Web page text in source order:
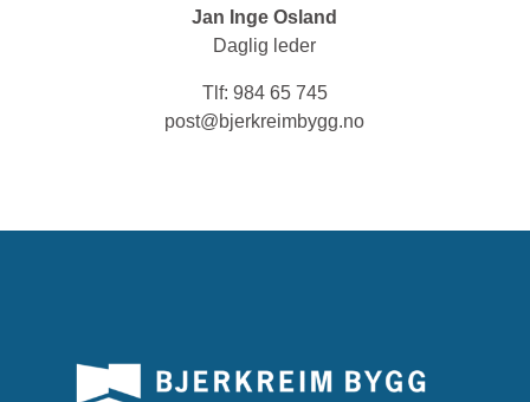
Jan Inge Osland
Daglig leder
Tlf: 984 65 745
post@bjerkreimbygg.no